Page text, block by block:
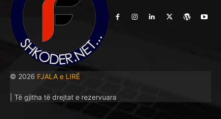
© 2026 FJALA e LIRË
| Të gjitha të drejtat e rezervuara